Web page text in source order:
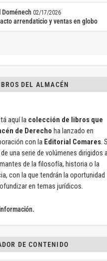
Doménech 02/17/2026
arrendaticio y ventas en globo
DEL ALMACÉN
aquí la colección de libros que
de Derecho ha lanzado en
con la Editorial Comares.
una serie de volúmenes dirigidos
de la filosofía, historia o la
con la que tendrán la oportunidad
en temas jurídicos.
DE CONTENIDO